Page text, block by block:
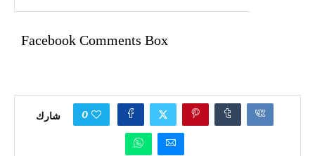
Facebook Comments Box
شارك 0